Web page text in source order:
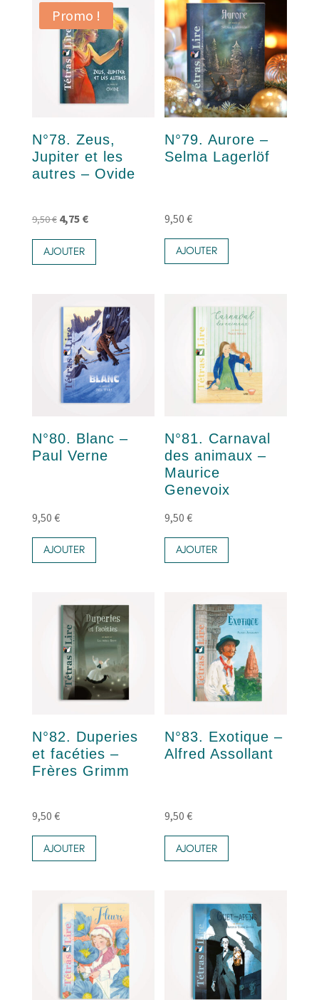
Promo !
N°78. Zeus,
Jupiter et les
autres – Ovide
9,50€ Le
prix
initial
4,75 €Le
prix
AJOUTER
N°79. Aurore –
Selma Lagerlöf
9,50€
AJOUTER
N°80. Blanc –
Paul Verne
9,50 €
AJOUTER
N°81. Carnaval
des animaux –
Maurice
Genevoix
9,50€
AJOUTER
N°82. Duperies
et facéties –
Frères Grimm
9,50 €
AJOUTER
N°83. Exotique –
Alfred Assollant
9,50€
AJOUTER